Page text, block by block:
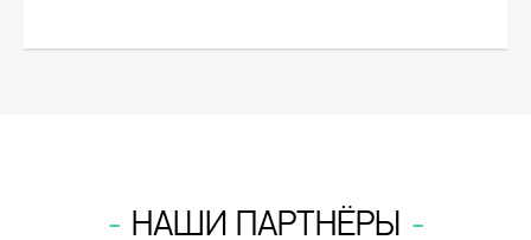
НАШИ ПАРТНЁРЫ